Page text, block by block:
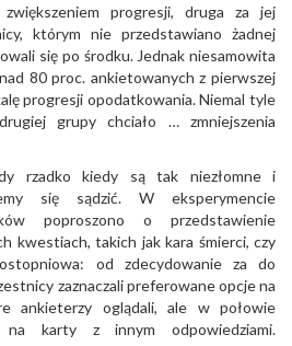
progresji, druga za jej
którym nie przedstawiano żadnej
się po środku. Jednak niesamowita
80 proc. ankietowanych z pierwszej
progresji opodatkowania. Niemal tyle
grupy chciało … zmniejszenia
rzadko kiedy są tak niezłomne i
się sądzić. W eksperymencie
poproszono o przedstawienie
kwestiach, takich jak kara śmierci, czy
od zdecydowanie za do
zaznaczali preferowane opcje na
ankieterzy oglądali, ale w połowie
na karty z innym odpowiedziami.